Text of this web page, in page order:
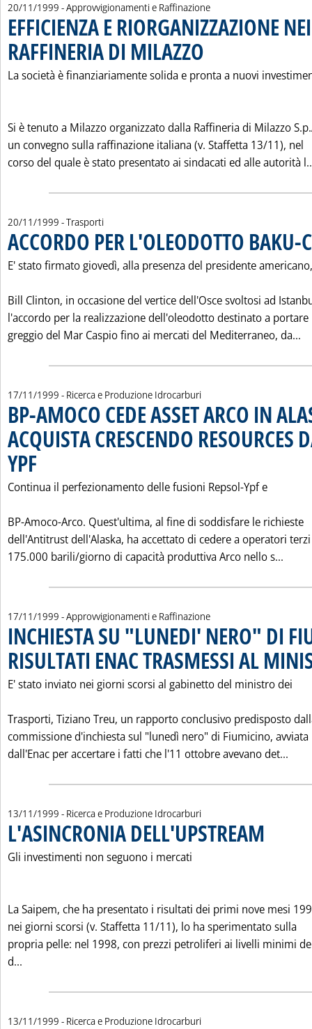
20/11/1999 - Approvvigionamenti e Raffinazione
EFFICIENZA E RIORGANIZZAZIONE
RAFFINERIA DI MILAZZO
La società è finanziariamente solida e pronta a nuovi
Si è tenuto a Milazzo organizzato dalla Raffineria di Milazzo
un convegno sulla raffinazione italiana (v. Staffetta 13/11), nel
corso del quale è stato presentato ai sindacati ed alle autorità
20/11/1999 - Trasporti
ACCORDO PER L'OLEODOTTO BAKU-
E' stato firmato giovedì, alla presenza del presidente americano,
Bill Clinton, in occasione del vertice dell'Osce svoltosi ad
l'accordo per la realizzazione dell'oleodotto destinato a portare
greggio del Mar Caspio fino ai mercati del Mediterraneo, da...
17/11/1999 - Ricerca e Produzione Idrocarburi
BP-AMOCO CEDE ASSET ARCO IN
ACQUISTA CRESCENDO RESOURCES
YPF
Continua il perfezionamento delle fusioni Repsol-Ypf e
BP-Amoco-Arco. Quest'ultima, al fine di soddisfare le richieste
dell'Antitrust dell'Alaska, ha accettato di cedere a operatori terzi
175.000 barili/giorno di capacità produttiva Arco nello s...
17/11/1999 - Approvvigionamenti e Raffinazione
INCHIESTA SU "LUNEDI' NERO" DI
RISULTATI ENAC TRASMESSI AL
E' stato inviato nei giorni scorsi al gabinetto del ministro dei
Trasporti, Tiziano Treu, un rapporto conclusivo predisposto
commissione d'inchiesta sul "lunedì nero" di Fiumicino, avviata
dall'Enac per accertare i fatti che l'11 ottobre avevano det...
13/11/1999 - Ricerca e Produzione Idrocarburi
L'ASINCRONIA DELL'UPSTREAM
Gli investimenti non seguono i mercati
La Saipem, che ha presentato i risultati dei primi nove mesi
nei giorni scorsi (v. Staffetta 11/11), lo ha sperimentato sulla
propria pelle: nel 1998, con prezzi petroliferi ai livelli minimi
d...
13/11/1999 - Ricerca e Produzione Idrocarburi